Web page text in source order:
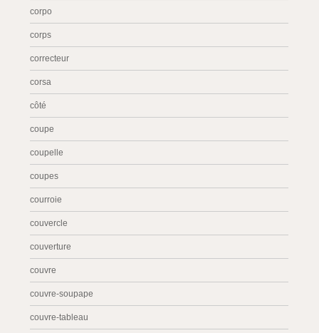
corpo
corps
correcteur
corsa
côté
coupe
coupelle
coupes
courroie
couvercle
couverture
couvre
couvre-soupape
couvre-tableau